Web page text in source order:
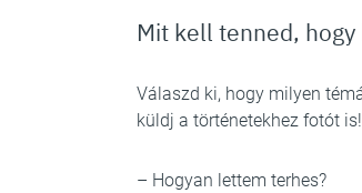
Mit kell tenned,
Válaszd ki, hogy milyen
küldj a történetekhez fotót is!
– Hogyan lettem terhes?